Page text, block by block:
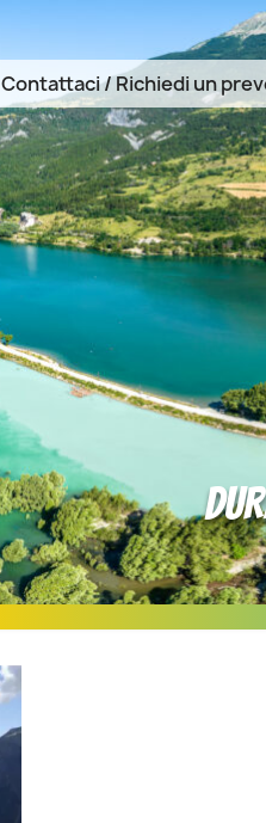
Contattaci / Richiedi un